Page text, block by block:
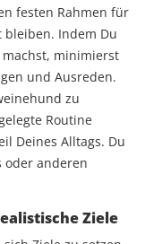
festen Rahmen für
bleiben. Indem Du
minimierst
und Ausreden.
zu
Routine
Deines Alltags. Du
oder anderen
Ziele